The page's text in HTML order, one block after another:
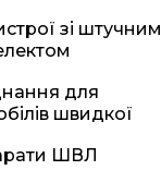
зі штучним
для
швидкої
ШВЛ